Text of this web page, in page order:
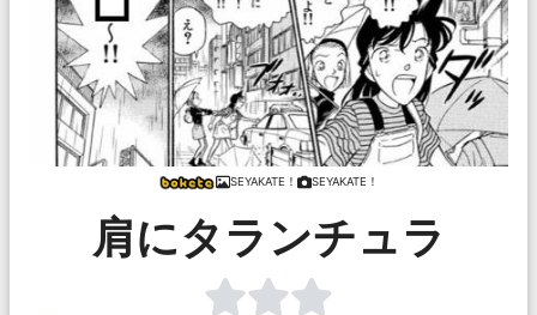
SEYAKATE！ SEYAKATE！
肩にタランチュラ